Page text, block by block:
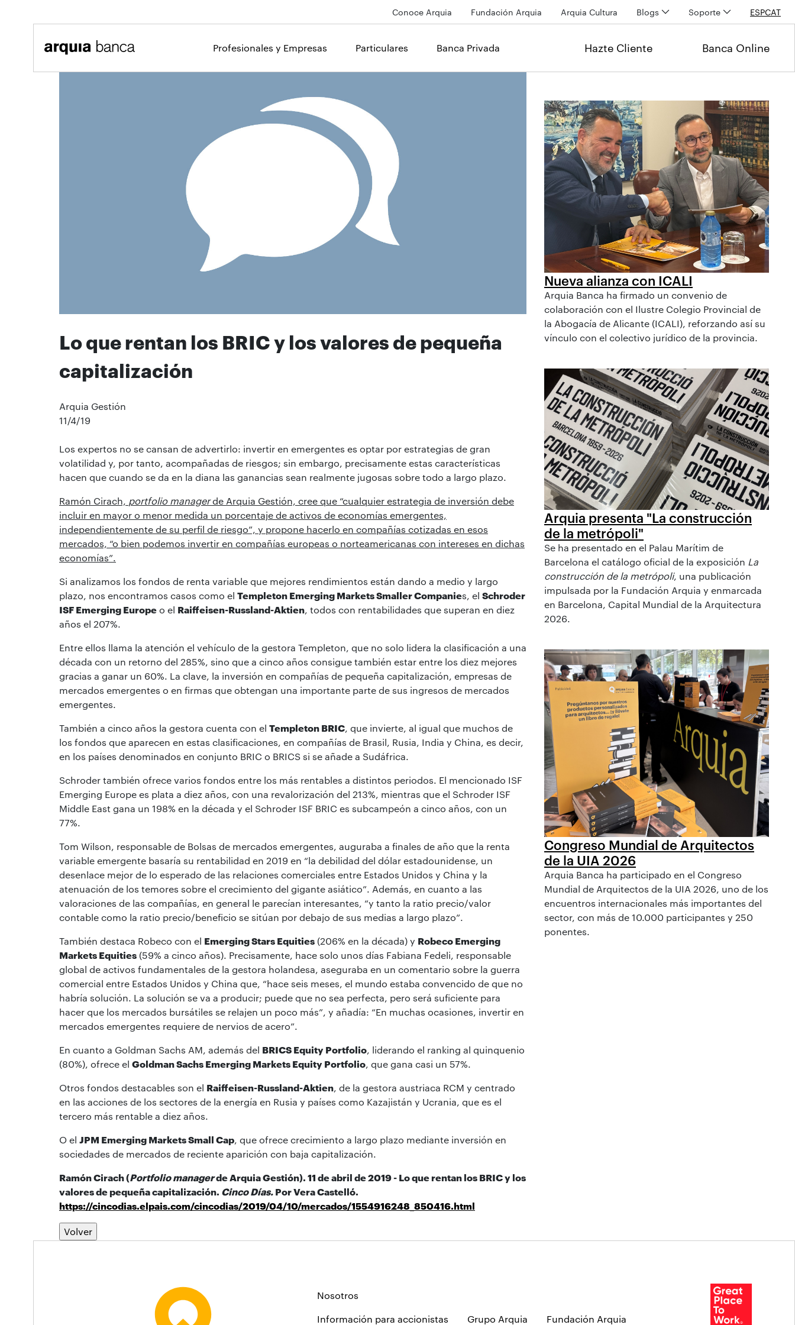
Conoce Arquia Fundación Arquia Arquia Cultura Blogs Soporte ESPCAT
Profesionales y Empresas Particulares Banca Privada Hazte Cliente Banca Online
Lo que rentan los BRIC y los valores de pequeña
capitalización
Arquia Gestión
11/4/19
Los expertos no se cansan de advertirlo: invertir en emergentes es optar por estrategias de gran
volatilidad y, por tanto, acompañadas de riesgos; sin embargo, precisamente estas características
hacen que cuando se da en la diana las ganancias sean realmente jugosas sobre todo a largo plazo.
Ramón Cirach, portfolio managerde Arquia Gestión, cree que “cualquier estrategia de inversión debe
incluir en mayor o menor medida un porcentaje de activos de economías emergentes,
independientemente de su perfil de riesgo”, y propone hacerlo en compañías cotizadas en esos
mercados, “o bien podemos invertir en compañías europeas o norteamericanas con intereses en dichas
economías”.
Si analizamos los fondos de renta variable que mejores rendimientos están dando a medio y largo
plazo, nos encontramos casos como el Templeton Emerging Markets Smaller Companies, el Schroder
ISF Emerging Europe o el Raiffeisen-Russland-Aktien, todos con rentabilidades que superan en diez
años el 207%.
Entre ellos llama la atención el vehículo de la gestora Templeton, que no solo lidera la clasificación a una
década con un retorno del 285%, sino que a cinco años consigue también estar entre los diez mejores
gracias a ganar un 60%. La clave, la inversión en compañías de pequeña capitalización, empresas de
mercados emergentes o en firmas que obtengan una importante parte de sus ingresos de mercados
emergentes.
También a cinco años la gestora cuenta con el Templeton BRIC, que invierte, al igual que muchos de
los fondos que aparecen en estas clasificaciones, en compañías de Brasil, Rusia, India y China, es decir,
en los países denominados en conjunto BRIC o BRICS si se añade a Sudáfrica.
Schroder también ofrece varios fondos entre los más rentables a distintos periodos. El mencionado ISF
Emerging Europe es plata a diez años, con una revalorización del 213%, mientras que el Schroder ISF
Middle East gana un 198% en la década y el Schroder ISF BRIC es subcampeón a cinco años, con un
77%.
Tom Wilson, responsable de Bolsas de mercados emergentes, auguraba a finales de año que la renta
variable emergente basaría su rentabilidad en 2019 en “la debilidad del dólar estadounidense, un
desenlace mejor de lo esperado de las relaciones comerciales entre Estados Unidos y China y la
atenuación de los temores sobre el crecimiento del gigante asiático”. Además, en cuanto a las
valoraciones de las compañías, en general le parecían interesantes, “y tanto la ratio precio/valor
contable como la ratio precio/beneficio se sitúan por debajo de sus medias a largo plazo”.
También destaca Robeco con el Emerging Stars Equities (206% en la década) y Robeco Emerging
Markets Equities (59% a cinco años). Precisamente, hace solo unos días Fabiana Fedeli, responsable
global de activos fundamentales de la gestora holandesa, aseguraba en un comentario sobre la guerra
comercial entre Estados Unidos y China que, “hace seis meses, el mundo estaba convencido de que no
habría solución. La solución se va a producir; puede que no sea perfecta, pero será suficiente para
hacer que los mercados bursátiles se relajen un poco más”, y añadía: “En muchas ocasiones, invertir en
mercados emergentes requiere de nervios de acero”.
En cuanto a Goldman Sachs AM, además del BRICS Equity Portfolio, liderando el ranking al quinquenio
(80%), ofrece el Goldman Sachs Emerging Markets Equity Portfolio, que gana casi un 57%.
Otros fondos destacables son el Raiffeisen-Russland-Aktien, de la gestora austriaca RCM y centrado
en las acciones de los sectores de la energía en Rusia y países como Kazajistán y Ucrania, que es el
tercero más rentable a diez años.
O el JPM Emerging Markets Small Cap, que ofrece crecimiento a largo plazo mediante inversión en
sociedades de mercados de reciente aparición con baja capitalización.
Ramón Cirach (Portfolio managerde Arquia Gestión). 11 de abril de 2019 - Lo que rentan los BRIC y los
valores de pequeña capitalización. Cinco Días. Por Vera Castelló.
https://cincodias.elpais.com/cincodias/2019/04/10/mercados/1554916248_850416.html
Volver
Nueva alianza con ICALI
Arquia Banca ha firmado un convenio de
colaboración con el Ilustre Colegio Provincial de
la Abogacía de Alicante (ICALI), reforzando así su
vínculo con el colectivo jurídico de la provincia.
Arquia presenta "La construcción
de la metrópoli"
Se ha presentado en el Palau Marítim de
Barcelona el catálogo oficial de la exposición La
construcción de la metrópoli, una publicación
impulsada por la Fundación Arquia y enmarcada
en Barcelona, Capital Mundial de la Arquitectura
2026.
Congreso Mundial de Arquitectos
de la UIA 2026
Arquia Banca ha participado en el Congreso
Mundial de Arquitectos de la UIA 2026, uno de los
encuentros internacionales más importantes del
sector, con más de 10.000 participantes y 250
ponentes.
Nosotros
Información para accionistas Grupo Arquia Fundación Arquia